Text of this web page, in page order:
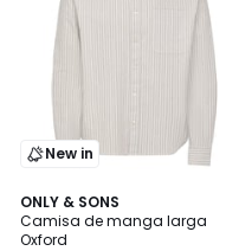
New in
ONLY & SONS
Camisa de manga larga
Oxford